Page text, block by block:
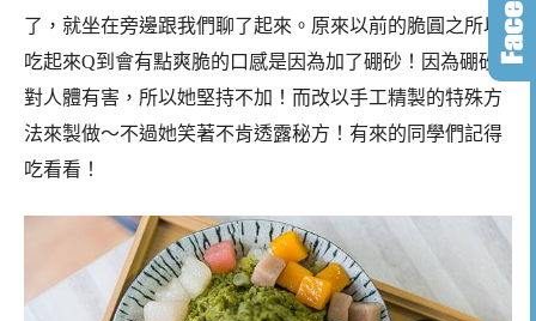
了，就坐在旁邊跟我們聊了起來。原來以前的脆圓之所以
吃起來Q到會有點爽脆的口感是因為加了硼砂！因為硼砂
對人體有害，所以她堅持不加！而改以手工精製的特殊方
法來製做～不過她笑著不肯透露秘方！有來的同學們記得
吃看看！